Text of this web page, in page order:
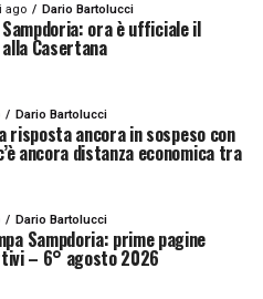
ago Dario Bartolucci
ora è ufficiale il
Casertana
Dario Bartolucci
risposta ancora in sospeso con
ancora distanza economica tra
Dario Bartolucci
Sampdoria: prime pagine
– 6° agosto 2026